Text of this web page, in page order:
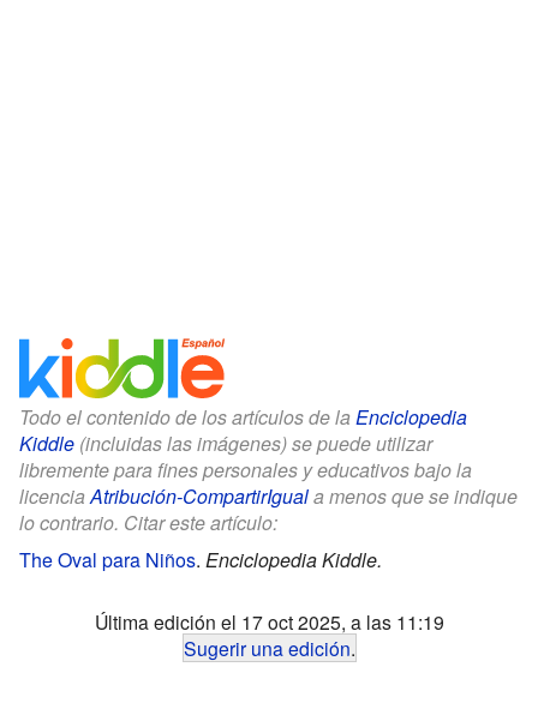
Todo el contenido de los artículos de la Enciclopedia
Kiddle (incluidas las imágenes) se puede utilizar
libremente para fines personales y educativos bajo la
licenciaAtribución-CompartirIguala menos que se indique
lo contrario. Citar este artículo:
The Oval para Niños. Enciclopedia Kiddle.
Última edición el 17 oct 2025, a las 11:19
Sugerir una edición.